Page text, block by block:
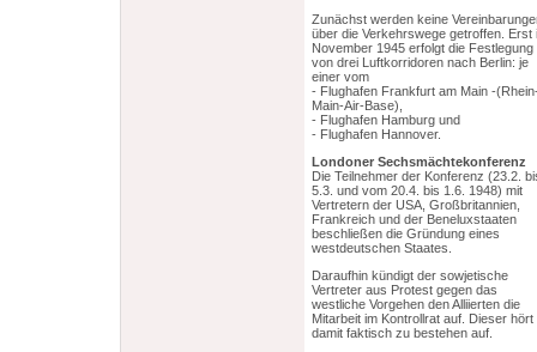
Zunächst werden keine
über die Verkehrswege getroffen. Erst
November 1945 erfolgt die Festlegung
von drei Luftkorridoren nach Berlin: je
einer vom
- Flughafen Frankfurt am Main -
Main-Air-Base),
- Flughafen Hamburg und
- Flughafen Hannover.
Londoner Sechsmächtekonferenz
Die Teilnehmer der Konferenz (23.2.
5.3. und vom 20.4. bis 1.6. 1948) mit
Vertretern der USA, Großbritannien,
Frankreich und der Beneluxstaaten
beschließen die Gründung eines
westdeutschen Staates.
Daraufhin kündigt der sowjetische
Vertreter aus Protest gegen das
westliche Vorgehen den Alliierten die
Mitarbeit im Kontrollrat auf. Dieser hört
damit faktisch zu bestehen auf.